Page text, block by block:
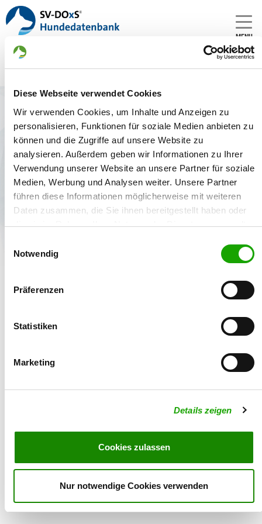
Diese Webseite verwendet Cookies
Wir verwenden Cookies, um Inhalte und Anzeigen zu
personalisieren, Funktionen für soziale Medien anbieten zu
können und die Zugriffe auf unsere Website zu
analysieren. Außerdem geben wir Informationen zu Ihrer
Verwendung unserer Website an unsere Partner für soziale
Medien, Werbung und Analysen weiter. Unsere Partner
führen diese Informationen möglicherweise mit weiteren
Daten zusammen, die Sie ihnen bereitgestellt haben oder
die sie im Rahmen Ihrer Nutzung der Dienste gesammelt
Sie unsere Webseite weiterhin nutzen.
Notwendig
Präferenzen
Statistiken
Marketing
Details zeigen
Cookies zulassen
Nur notwendige Cookies verwenden
MENU
Zwinger: von der germanischen
Wolfsschanze
Gründungsdatum:
07.04.2008
Welpenangebote Deckakte